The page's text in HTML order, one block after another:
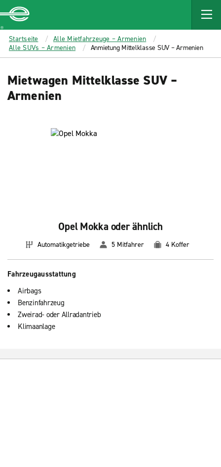
MAIN
CONTENT
Enterprise
Startseite
Alle Mietfahrzeuge – Armenien
Alle SUVs – Armenien
Anmietung Mittelklasse SUV – Armenien
Mietwagen Mittelklasse SUV –
Armenien
Opel Mokka oder ähnlich
Automatikgetriebe 5 Mitfahrer 4 Koffer
Fahrzeugausstattung
Airbags
Benzinfahrzeug
Zweirad- oder Allradantrieb
Klimaanlage